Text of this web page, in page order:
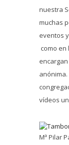
nuestra
muchas
eventos
como
vídeos
Mª Pilar